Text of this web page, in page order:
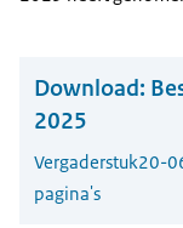
Download:
2025
Vergaderstuk20-
pagina's